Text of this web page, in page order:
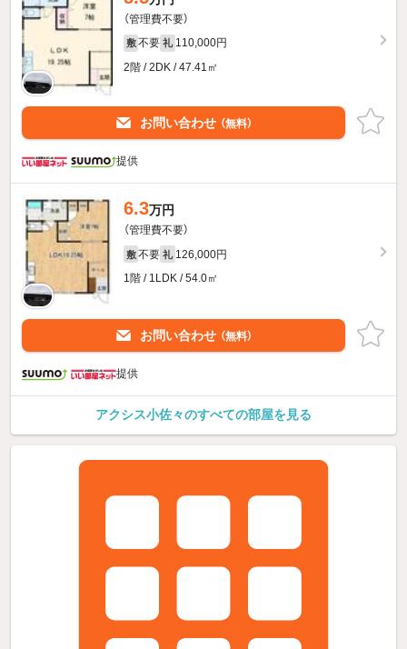
（管理費不要）
敷 不要 礼 110,000円
2階 / 2DK / 47.41㎡
お問い合わせ （無料）
提供
6.3万円
（管理費不要）
敷 不要 礼 126,000円
1階 / 1LDK / 54.0㎡
お問い合わせ （無料）
提供
アクシス小佐々のすべての部屋を見る